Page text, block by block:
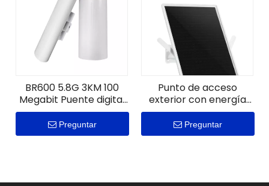
BR600 5.8G 3KM 100
Megabit Puente digital
para exteriores de nivel
empresarial
Preguntar
Punto de acceso
exterior con energía
solar SA30 300M
Preguntar